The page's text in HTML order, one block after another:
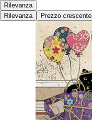
Rilevanza
Rilevanza
Prezzo crescente